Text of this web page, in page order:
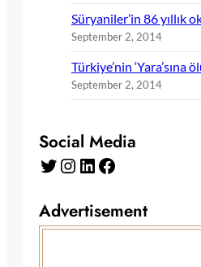
Süryaniler’in 86 yıllık
September 2, 2014
Türkiye’nin ‘Yara’sına
September 2, 2014
Social Media
Twitter Instagram LinkedIn Facebook
Advertisement